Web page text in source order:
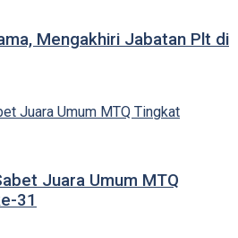
Mengakhiri Jabatan Plt di
Juara Umum MTQ
31